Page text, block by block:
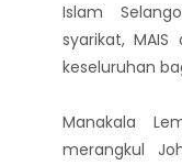
Islam
syarikat,
keseluruhan
Manakala
merangkul